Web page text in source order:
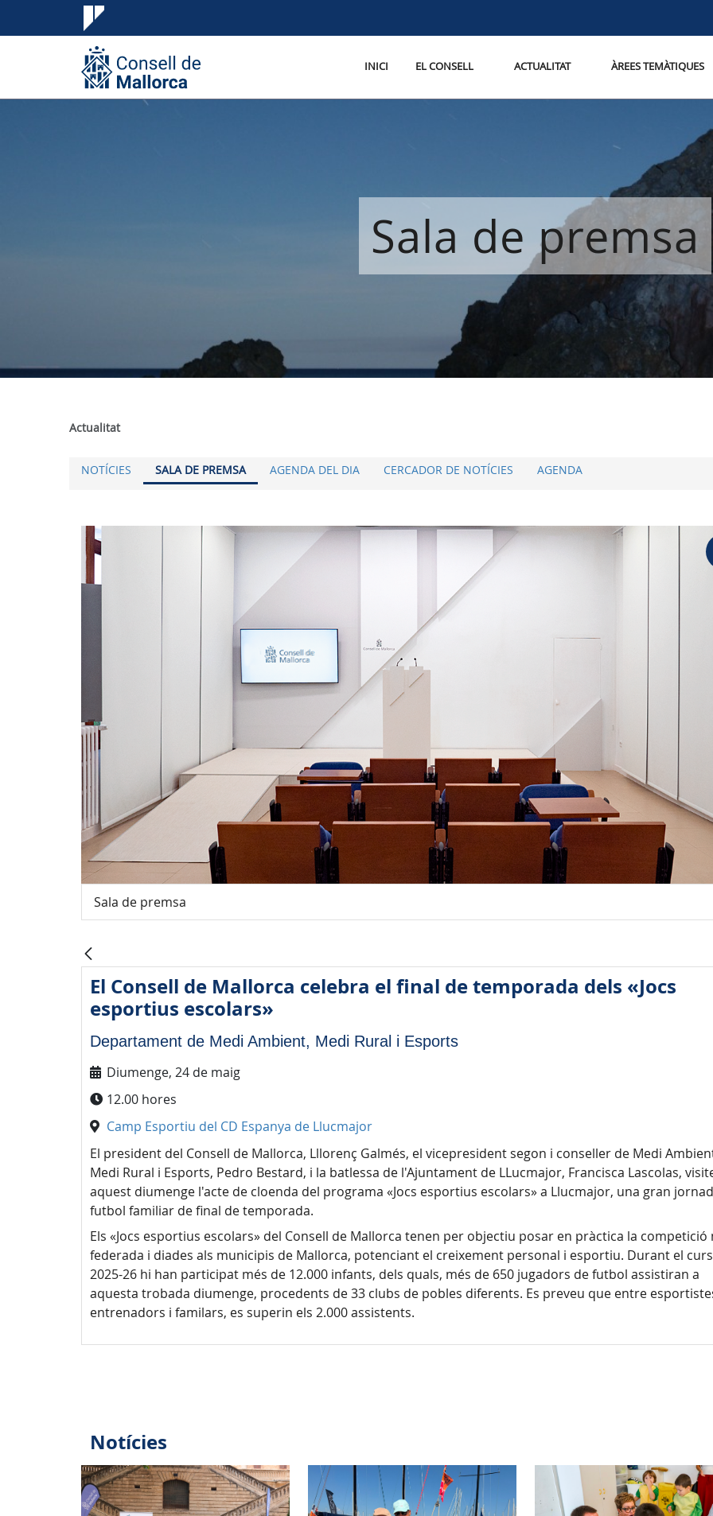
INICI EL CONSELL ACTUALITAT ÀREES TEMÀTIQUES
Sala de premsa
Actualitat
NOTÍCIES SALA DE PREMSA AGENDA DEL DIA CERCADOR DE NOTÍCIES AGENDA
Sala de premsa
El Consell de Mallorca celebra el final de temporada dels «Jocs
esportius escolars»
Departament de Medi Ambient, Medi Rural i Esports
Diumenge, 24 de maig
12.00 hores
Camp Esportiu del CD Espanya de Llucmajor
El president del Consell de Mallorca, Lllorenç Galmés, el vicepresident segon i conseller de Medi
Medi Rural i Esports, Pedro Bestard, i la batlessa de l'Ajuntament de LLucmajor, Francisca Lascolas,
aquest diumenge l'acte de cloenda del programa «Jocs esportius escolars» a Llucmajor, una gran
futbol familiar de final de temporada.
Els «Jocs esportius escolars» del Consell de Mallorca tenen per objectiu posar en pràctica la competició
federada i diades als municipis de Mallorca, potenciant el creixement personal i esportiu. Durant el curs
2025-26 hi han participat més de 12.000 infants, dels quals, més de 650 jugadors de futbol assistiran a
aquesta trobada diumenge, procedents de 33 clubs de pobles diferents. Es preveu que entre
entrenadors i familars, es superin els 2.000 assistents.
Notícies